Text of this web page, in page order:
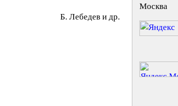
Б. Лeбeдeв и др.
Москва